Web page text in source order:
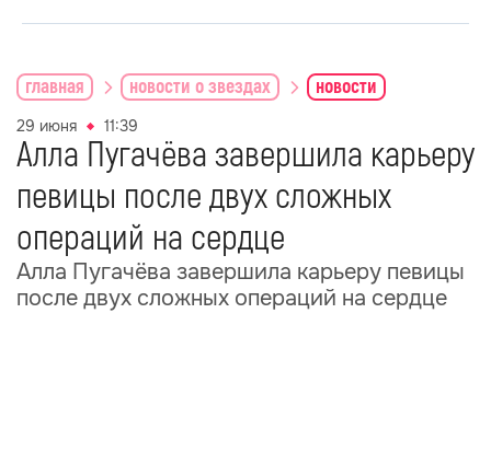
главная новости о звездах новости
29 июня 11:39
Алла Пугачёва завершила карьеру
певицы после двух сложных
операций на сердце
Алла Пугачёва завершила карьеру певицы
после двух сложных операций на сердце